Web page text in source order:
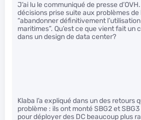
J’ai lu le communiqué de presse
décisions prise suite aux problèmes
“abandonner définitivement
maritimes”. Qu’est ce que vient fait un
dans un design de data center?
Klaba l’a expliqué dans un des retours
problème : ils ont monté SBG2 et
pour déployer des DC beaucoup plus